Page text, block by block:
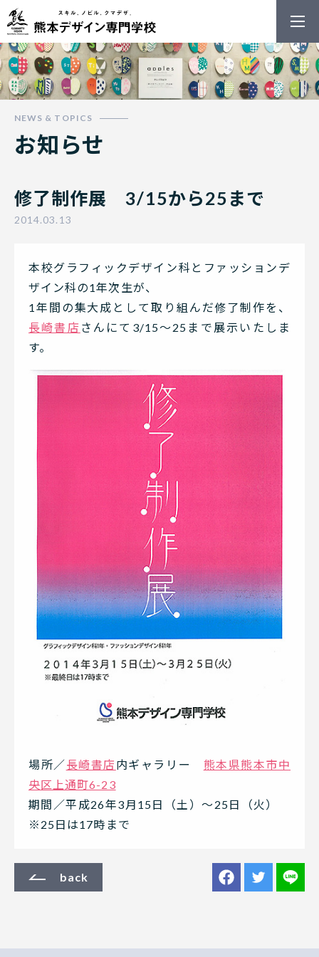
熊本デザイン
お知らせ
修了制作展 3/15から25まで
2014.03.13
本校グラフィックデザイン科とファッションデ
ザイン科の1年次生が、
1年間の集大成として取り組んだ修了制作を、
長崎書店 さんにて3/15～25まで展示いたしま
す。
場所／長崎書店 内ギャラリー 熊本県熊本市中
央区上通町6-23
期間／平成26年3月15日（土）～25日（火）
※25日は17時まで
back